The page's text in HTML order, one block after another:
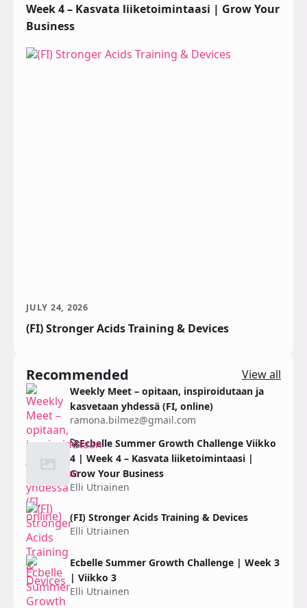
Week 4 – Kasvata liiketoimintaasi | Grow Your
Business
(FI) Stronger Acids Training & Devices
JULY 24, 2026
Recommended View all
Weekly Meet – opitaan, inspiroidutaan ja
kasvetaan yhdessä (FI, online)
ramona.bilmez@gmail.com
🚀Ecbelle Summer Growth Challenge Viikko
4 | Week 4 – Kasvata liiketoimintaasi |
Grow Your Business
Elli Utriainen
(FI) Stronger Acids Training & Devices
Elli Utriainen
Ecbelle Summer Growth Challenge | Week 3
| Viikko 3
Elli Utriainen